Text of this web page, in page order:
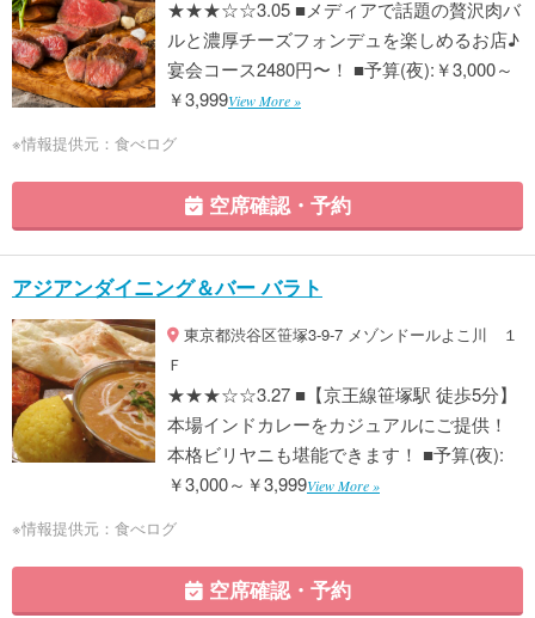
★★★☆☆3.05 ■メディアで話題の贅沢肉バ
ルと濃厚チーズフォンデュを楽しめるお店♪
宴会コース2480円〜！ ■予算(夜):￥3,000～
￥3,999View More »
※情報提供元：食べログ
空席確認・予約
アジアンダイニング＆バー バラト
東京都渋谷区笹塚3-9-7 メゾンドールよこ川 １
Ｆ
★★★☆☆3.27 ■【京王線笹塚駅 徒歩5分】
本場インドカレーをカジュアルにご提供！
本格ビリヤニも堪能できます！ ■予算(夜):
￥3,000～￥3,999View More »
※情報提供元：食べログ
空席確認・予約